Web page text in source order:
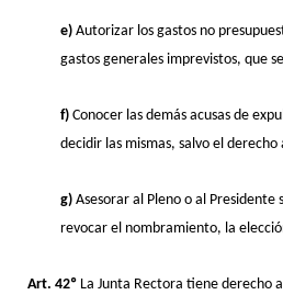
e) Autorizar los gastos no
gastos generales imprevistos, que
f) Conocer las demás acusas de
decidir las mismas, salvo el derecho
g) Asesorar al Pleno o al Presidente
revocar el nombramiento, la
Art. 42º La Junta Rectora tiene derecho